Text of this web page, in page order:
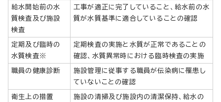
給水開始前の水
質検査及び施設
検査
工事が適正に完了していること、給水前の水
質が水質基準に適合していることの確認
定期及び臨時の
水質検査※
定期検査の実施と水質が正常であることの
確認、水質異常時における臨時検査の実施
職員の健康診断
施設管理に従事する職員が伝染病に罹患し
ていないことの確認
衛生上の措置
施設の清掃及び施設内の清潔保持、給水の